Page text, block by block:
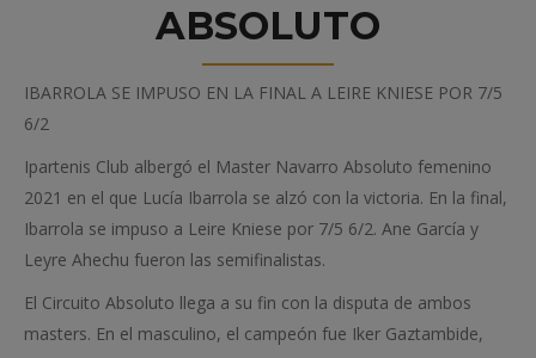
ABSOLUTO
IBARROLA SE IMPUSO EN LA FINAL A LEIRE KNIESE POR 7/5
6/2
Ipartenis Club albergó el Master Navarro Absoluto femenino
2021 en el que Lucía Ibarrola se alzó con la victoria. En la final,
Ibarrola se impuso a Leire Kniese por 7/5 6/2. Ane García y
Leyre Ahechu fueron las semifinalistas.
El Circuito Absoluto llega a su fin con la disputa de ambos
masters. En el masculino, el campeón fue Iker Gaztambide,